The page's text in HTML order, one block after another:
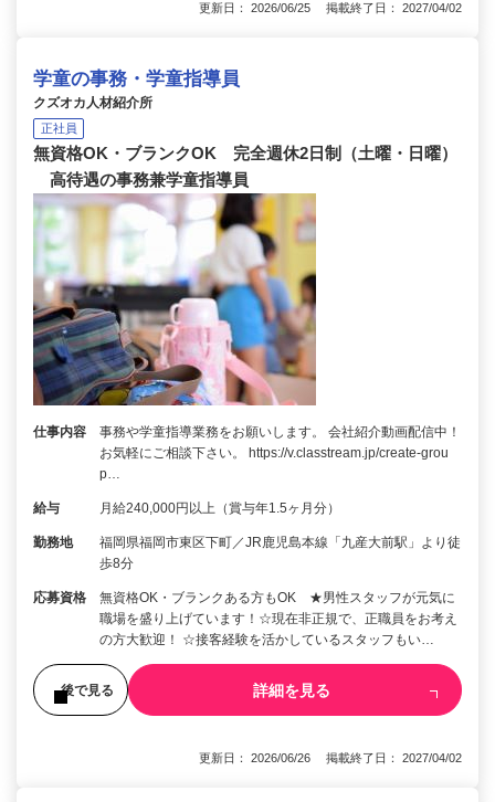
更新日： 2026/06/25 掲載終了日： 2027/04/02
学童の事務・学童指導員
クズオカ人材紹介所
正社員
無資格OK・ブランクOK 完全週休2日制（土曜・日曜）
高待遇の事務兼学童指導員
仕事内容
事務や学童指導業務をお願いします。 会社紹介動画配信中！
お気軽にご相談下さい。 https://v.classtream.jp/create-grou
p…
給与 月給240,000円以上（賞与年1.5ヶ月分）
勤務地
福岡県福岡市東区下町／JR鹿児島本線「九産大前駅」より徒
歩8分
応募資格
無資格OK・ブランクある方もOK ★男性スタッフが元気に
職場を盛り上げています！☆現在非正規で、正職員をお考え
の方大歓迎！ ☆接客経験を活かしているスタッフもい…
後で見る 詳細を見る
更新日： 2026/06/26 掲載終了日： 2027/04/02